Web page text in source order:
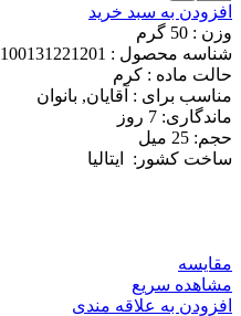
افزودن به سبد خرید
وزن : 50
گرم
شناسه محصول : 100131221201
حالت ماده : کرم
مناسب برای : آقایان, بانوان
ماندگاری: 7
روز
حجم: 25
میل
ساخت کشور:
ایتالیا
مقایسه
مشاهده سریع
افزودن به علاقه مندی